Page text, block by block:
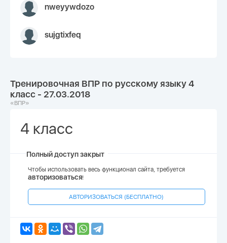
nweyywdozo
sujgtixfeq
Тренировочная ВПР по русскому языку 4
класс - 27.03.2018
«ВПР»
4 класс
Полный доступ закрыт
Чтобы использовать весь функционал сайта, требуется
авторизоваться!
АВТОРИЗОВАТЬСЯ (БЕСПЛАТНО)